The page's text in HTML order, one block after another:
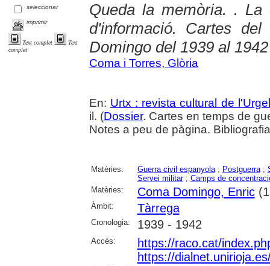
seleccionar
imprimir
Text complet
Text
complet
Queda la memòria. . La
d'informació. Cartes
Domingo del 1939 al 1942
Coma i Torres, Glòria
En: Urtx : revista cultural de
il. (Dossier. Cartes en temps de
Notes a peu de pàgina.
Matèries: Guerra civil espanyola; Postguerra;
Servei militar; Camps de
Matèries:
Coma Domingo, Enric
Àmbit: Tàrrega
Cronologia: 1939 - 1942
Accés:
https://raco.cat/
https://